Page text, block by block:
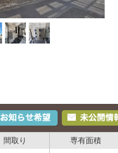
間取り 専有面積